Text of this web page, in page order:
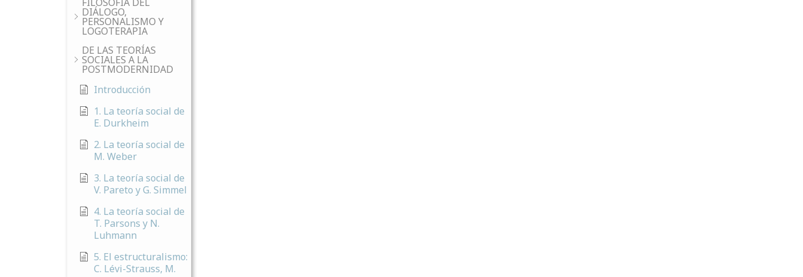
DIÁLOGO,
PERSONALISMO Y
LOGOTERAPIA
DE LAS TEORÍAS
SOCIALES A LA
POSTMODERNIDAD
Introducción
1. La teoría social de
E. Durkheim
2. La teoría social de
M. Weber
3. La teoría social de
V. Pareto y G. Simmel
4. La teoría social de
T. Parsons y N.
Luhmann
5. El estructuralismo:
C. Lévi-Strauss, M.